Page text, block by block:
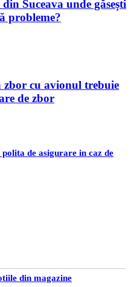
Suceava unde găsești
probleme?
zbor cu avionul trebuie
de zbor
de asigurare in caz de
din magazine